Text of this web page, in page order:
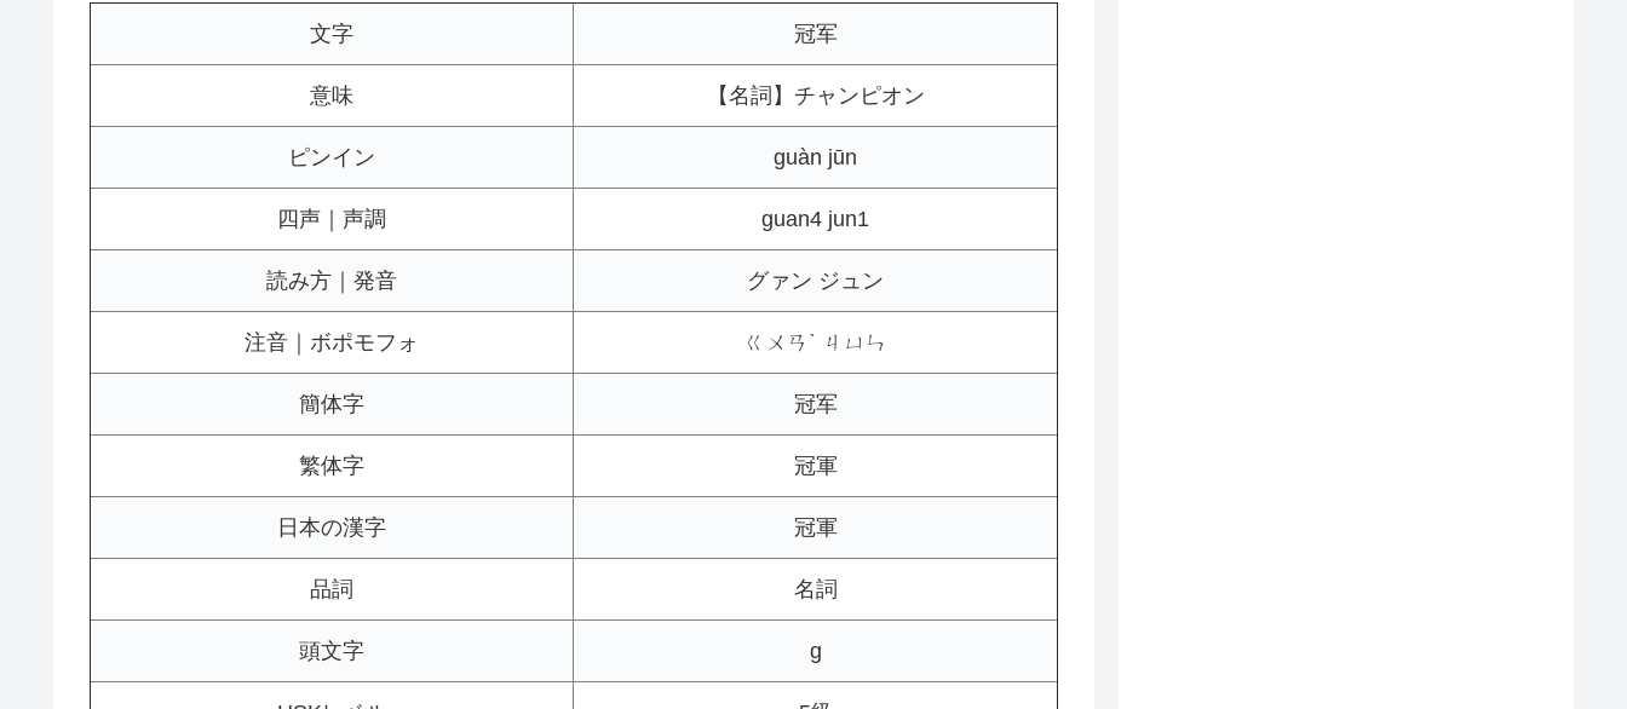
文字 冠军
意味 【名詞】チャンピオン
ピンイン guàn jūn
四声｜声調 guan4 jun1
読み方｜発音 グァン ジュン
注音｜ボポモフォ ㄍㄨㄢˋ ㄐㄩㄣ
簡体字 冠军
繁体字 冠軍
日本の漢字 冠軍
品詞 名詞
頭文字 g